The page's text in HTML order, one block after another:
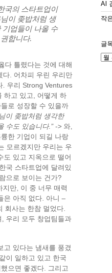
국의 스타트업이
이 좆밥처럼 생
기업들이 나올 수
합니다.
다 틀렸다는 것에 대해
다. 어차피 우린 우리만
. 우리 Strong Ventures
하고 있고, 어떻게 하
로 성장할 수 있을까
이 좆밥처럼 생각한
수도 있습니다.” -> 와,
한 기업이 되길 나랑
모르겠지만 우리는 우
도 있고 지옥으로 떨어
국 스타트업에 달려있
으로 보이는 건가?
만, 이 중 너무 매력
은 아직 없다. 아니 –
회사는 한참 멀었다.
우리 모두 창업팀들과
고 있다는 냄새를 풍겼
이 일하고 있고 한국
으면 좋겠다. 그리고
AI
작
글
글